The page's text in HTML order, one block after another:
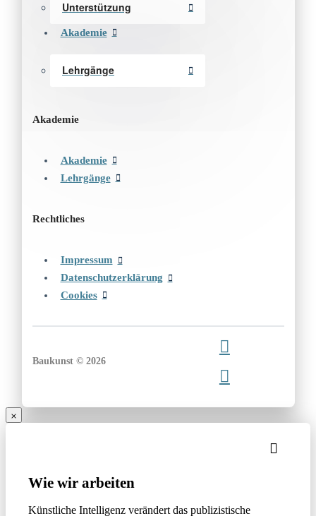
Unterstützung
Akademie
Lehrgänge
Akademie
Akademie
Lehrgänge
Rechtliches
Impressum
Datenschutzerklärung
Cookies
Baukunst © 2026
Wie wir arbeiten
Künstliche Intelligenz verändert das publizistische